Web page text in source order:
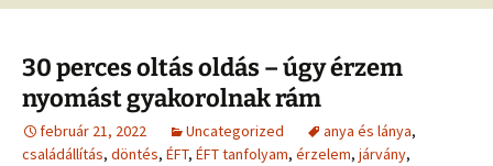
30 perces oltás oldás – úgy érzem
nyomást gyakorolnak rám
február 21, 2022 Uncategorized anya és lánya,
családállítás, döntés, ÉFT, ÉFT tanfolyam, érzelem, járvány,